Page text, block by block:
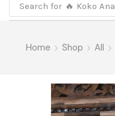
Search for 🔥 Koko
Home Shop All